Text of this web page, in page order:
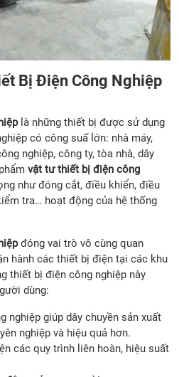
Bị Điện Công Nghiệp
là những thiết bị được sử dụng
có công suấ lớn: nhà máy,
nghiệp, công ty, tòa nhà, dây
vật tư thiết bị điện công
như đóng cắt, điều khiển, điều
tra… hoạt động của hệ thống
đóng vai trò vô cùng quan
hành các thiết bị điện tại các khu
thiết bị điện công nghiệp này
dùng:
nghiệp giúp dây chuyền sản xuất
nghiệp và hiệu quả hơn.
các quy trình liên hoàn, hiệu suất